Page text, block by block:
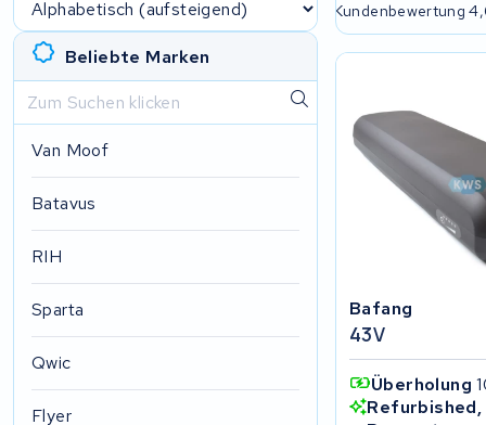
Beliebte Marken
Van Moof
Batavus
RIH
Sparta
Qwic
Flyer
passende Lösung 2 Jahre Garantie Kundenbewertung
Bafang
43V
Überholung
Refurbished,